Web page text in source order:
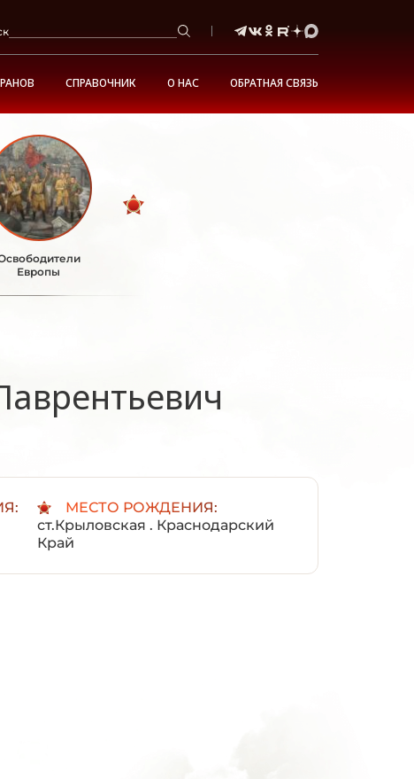
СПРАВОЧНИК О НАС ОБРАТНАЯ СВЯЗЬ
Европы
МЕСТО РОЖДЕНИЯ:
ст.Крыловская . Краснодарский
Край